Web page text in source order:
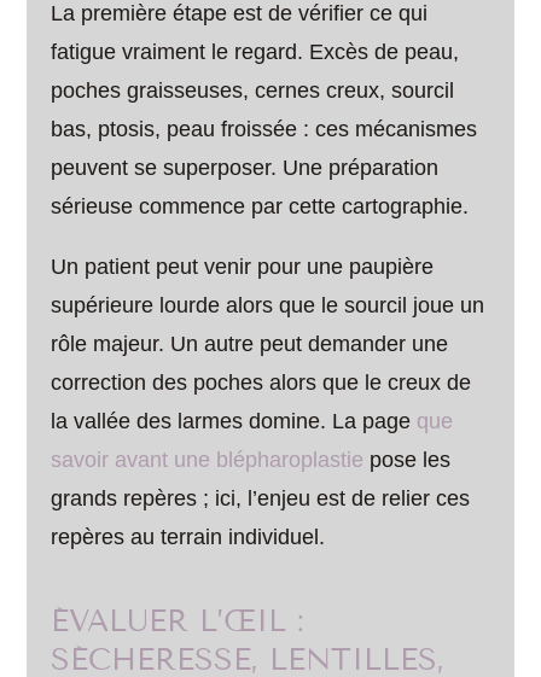
La première étape est de vérifier ce qui
fatigue vraiment le regard. Excès de peau,
poches graisseuses, cernes creux, sourcil
bas, ptosis, peau froissée : ces mécanismes
peuvent se superposer. Une préparation
sérieuse commence par cette cartographie.
Un patient peut venir pour une paupière
supérieure lourde alors que le sourcil joue un
rôle majeur. Un autre peut demander une
correction des poches alors que le creux de
la vallée des larmes domine. La page que
savoir avant une blépharoplastie pose les
grands repères ; ici, l’enjeu est de relier ces
repères au terrain individuel.
ÉVALUER L’ŒIL :
SÉCHERESSE, LENTILLES,